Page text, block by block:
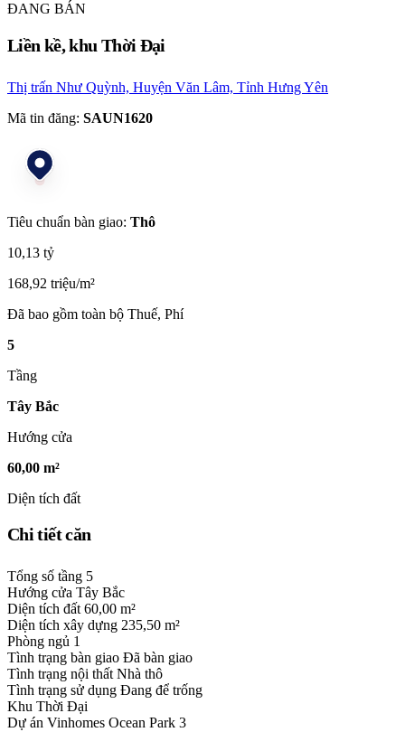
ĐANG BÁN
Liền kề, khu Thời Đại
Thị trấn Như Quỳnh, Huyện Văn Lâm, Tỉnh Hưng Yên
Mã tin đăng: SAUN1620
Tiêu chuẩn bàn giao: Thô
10,13 tỷ
168,92 triệu/m²
Đã bao gồm toàn bộ Thuế, Phí
5
Tầng
Tây Bắc
Hướng cửa
60,00 m²
Diện tích đất
Chi tiết căn
Tổng số tầng 5
Hướng cửa Tây Bắc
Diện tích đất 60,00 m²
Diện tích xây dựng 235,50 m²
Phòng ngủ 1
Tình trạng bàn giao Đã bàn giao
Tình trạng nội thất Nhà thô
Tình trạng sử dụng Đang để trống
Khu Thời Đại
Dự án Vinhomes Ocean Park 3